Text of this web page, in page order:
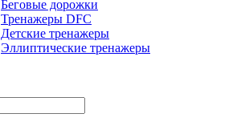
Беговые дорожки
Тренажеры DFC
Детские тренажеры
Эллиптические тренажеры